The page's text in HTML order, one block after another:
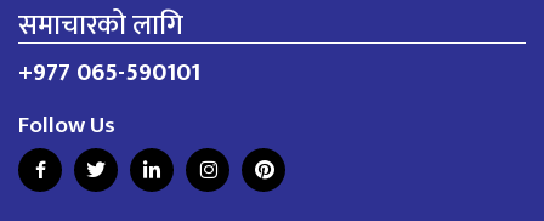
समाचारको लागि
+977 065-590101
Follow Us